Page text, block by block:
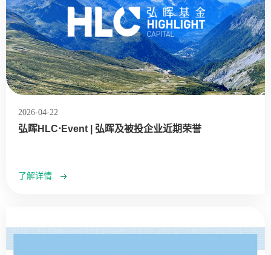
2026-04-22
弘晖HLC⋅Event | 弘晖及被投企业近期荣誉
了解详情